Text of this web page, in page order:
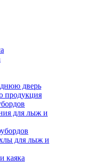
дверь
продукция
для лыж и
для лыж и
каяка